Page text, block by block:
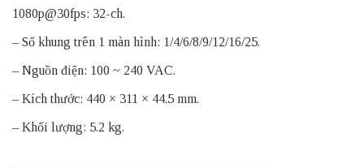
1080p@30fps: 32-ch.
– Số khung trên 1 màn hình: 1/4/6/8/9/12/16/25.
– Nguồn điện: 100 ~ 240 VAC.
– Kích thước: 440 × 311 × 44.5 mm.
– Khối lượng: 5.2 kg.